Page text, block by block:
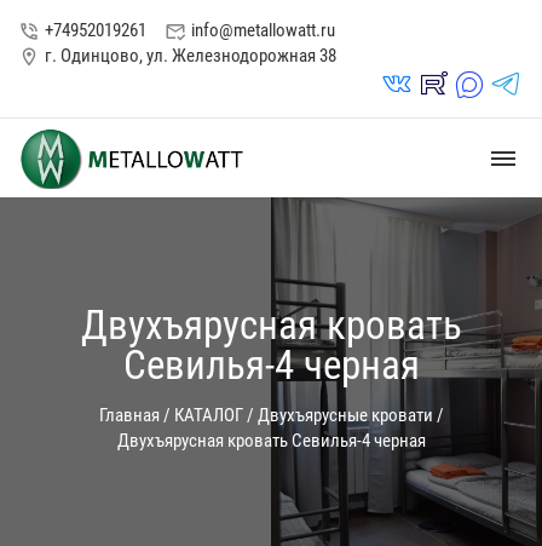
phone_in_talk +74952019261 mark_email_read info@metallowatt.ru
location_on г. Одинцово, ул. Железнодорожная 38
vk_in rutube_in max_s telegrams_in
dehaze
Двухъярусная кровать
Севилья-4 черная
Главная / КАТАЛОГ/ Двухъярусные кровати /
Двухъярусная кровать Севилья-4 черная